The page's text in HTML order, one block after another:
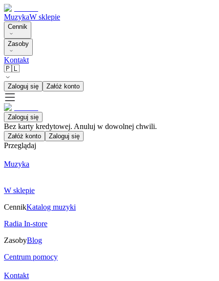
MuzykaW sklepie
Cennik
Zasoby
Kontakt
🇵🇱
Zaloguj się Załóż konto
Zaloguj się
Bez karty kredytowej. Anuluj w dowolnej chwili.
Załóż konto Zaloguj się
Przeglądaj
Muzyka
W sklepie
CennikKatalog muzyki
Radia In-store
ZasobyBlog
Centrum pomocy
Kontakt